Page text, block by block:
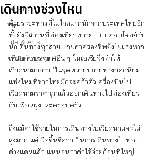
เศรษฐกิจ
กีฬา
Life & Arts
การเงิน การลงทุน
เดินทางช่วงไหน
ด้วยระยะทางที่ไม่ไกลมากนักจากประเทศไทยอีก
ทั้งยังมีสถานที่ท่องเที่ยวหลายแบบ ตอบโจทย์กับ
นักเดินทางทุกสาย แถมค่าครองชีพยังไม่แรงหาก
เทียบกับประเทศอื่นๆ ในเอเชียจึงทำให้
เวียดนามกลายเป็นจุดหมายปลายทางยอดนิยม
แห่งใหม่ที่ชาวไทยมักจะคว้าตั๋วเครื่องบินไป
เวียดนามราคาถูกแล้วออกเดินทางไปท่องเที่ยว
กับเพื่อนฝูงและครอบครัว
ถึงแม้ค่าใช้จ่ายในการเดินทางไปเวียดนามจะไม่
สูงมาก แต่เมื่อขึ้นชื่อว่าเป็นการเดินทางไปท่อง
ต่างแดนแล้ว แน่นอนว่าค่าใช้จ่ายก้อนที่ใหญ่